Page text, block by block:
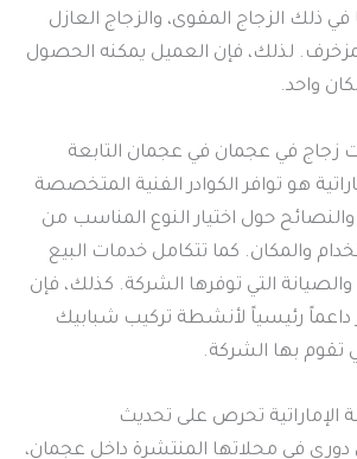
ذلك الزجاج المقوى، والزجاج العازل
لذلك، فإن العميل يمكنه الحصول
واحد.
زجاج في عجمان في عجمان التابعة
هو توافر الكوادر الفنية المتخصصة
حول اختيار النوع المناسب من
والمكان. كما تتكامل خدمات البيع
التي توفرها الشركة. كذلك، فإن
داعماً رئيسياً لأنشطة تركيب شبابيك
تقوم بها الشركة.
الإماراتية تحرص على تحديث
في محلاتها المنتشرة داخل عجمان،